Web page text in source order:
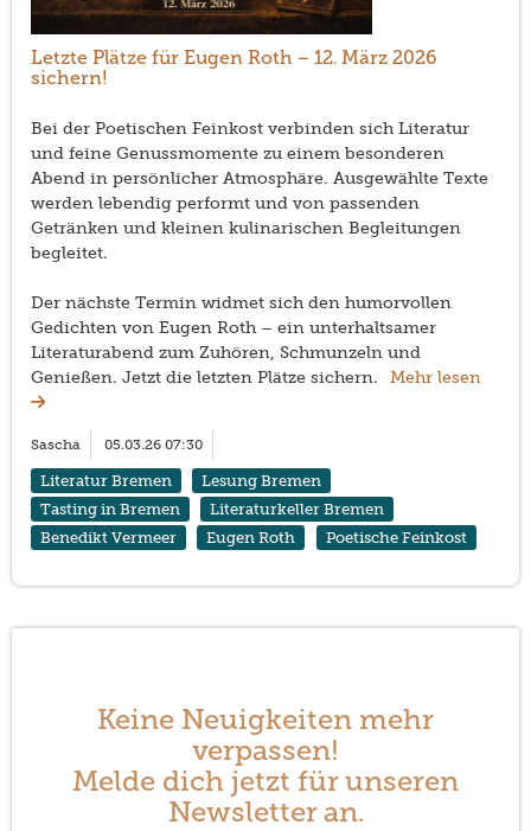
Letzte Plätze für Eugen Roth – 12. März 2026
sichern!
Bei der Poetischen Feinkost verbinden sich Literatur
und feine Genussmomente zu einem besonderen
Abend in persönlicher Atmosphäre. Ausgewählte Texte
werden lebendig performt und von passenden
Getränken und kleinen kulinarischen Begleitungen
begleitet.
Der nächste Termin widmet sich den humorvollen
Gedichten von Eugen Roth – ein unterhaltsamer
Literaturabend zum Zuhören, Schmunzeln und
Genießen. Jetzt die letzten Plätze sichern.
Mehr lesen
Sascha 05.03.26 07:30
Literatur Bremen
Lesung Bremen
Tasting in Bremen
Literaturkeller Bremen
Benedikt Vermeer
Eugen Roth Poetische Feinkost
Keine Neuigkeiten mehr
verpassen!
Melde dich jetzt für unseren
Newsletter an.